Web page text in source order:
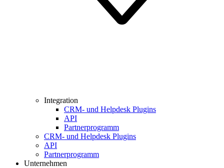
Integration
CRM- und Helpdesk Plugins
API
Partnerprogramm
CRM- und Helpdesk Plugins
API
Partnerprogramm
Unternehmen